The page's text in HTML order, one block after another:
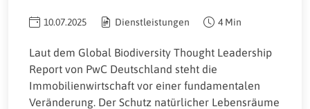
10.07.2025 Dienstleistungen 4 Min
Laut dem Global Biodiversity Thought Leadership
Report von PwC Deutschland steht die
Immobilienwirtschaft vor einer fundamentalen
Veränderung. Der Schutz natürlicher Lebensräume